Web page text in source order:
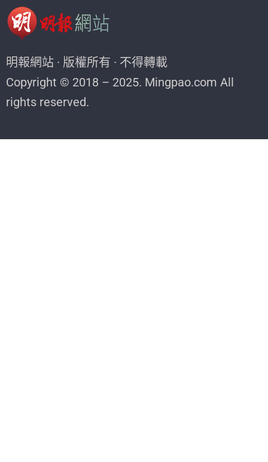
明報網站 · 版權所有 · 不得轉載
Copyright © 2018 – 2025. Mingpao.com All
rights reserved.